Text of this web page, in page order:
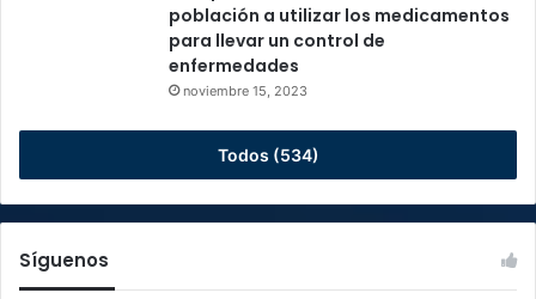
población a utilizar los medicamentos
para llevar un control de
enfermedades
noviembre 15, 2023
Todos (534)
Síguenos